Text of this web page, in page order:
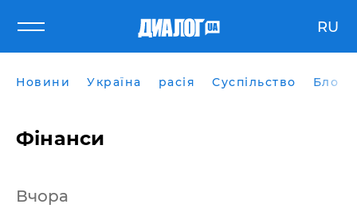
RU
Новини Україна расія Суспільство Блоги
Фінанси
Вчора